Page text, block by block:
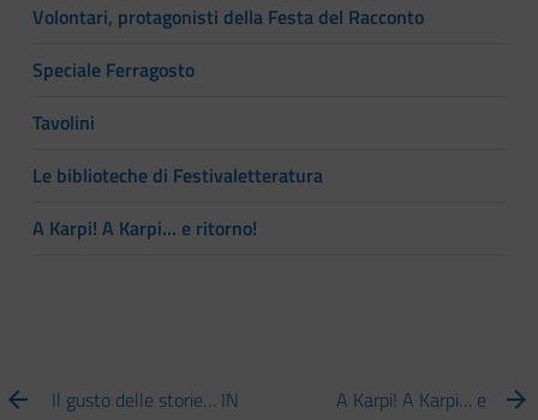
Volontari, protagonisti della Festa del Racconto
Speciale Ferragosto
Tavolini
Le biblioteche di Festivaletteratura
A Karpi! A Karpi… e ritorno!
Il gusto delle storie… IN
A Karpi! A Karpi… e